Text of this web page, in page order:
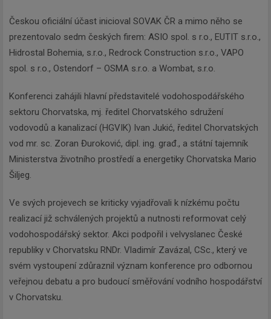
Českou oficiální účast inicioval SOVAK ČR a mimo něho se
prezentovalo sedm českých firem: ASIO spol. s r.o., EUTIT s.r.o.,
Hidrostal Bohemia, s.r.o., Redrock Construction s.r.o., VAPO
spol. s r.o., Ostendorf – OSMA s.r.o. a Wombat, s.r.o.
Konferenci zahájili hlavní představitelé vodohospodářského
sektoru Chorvatska, mj. ředitel Chorvatského sdružení
vodovodů a kanalizací (HGVIK) Ivan Jukić, ředitel Chorvatských
vod mr. sc. Zoran Đuroković, dipl. ing. građ., a státní tajemník
Ministerstva životního prostředí a energetiky Chorvatska Mario
Šiljeg.
Ve svých projevech se kriticky vyjadřovali k nízkému počtu
realizací již schválených projektů a nutnosti reformovat celý
vodohospodářský sektor. Akci podpořil i velvyslanec České
republiky v Chorvatsku RNDr. Vladimír Zavázal, CSc., který ve
svém vystoupení zdůraznil význam konference pro odbornou
veřejnou debatu a pro budoucí směřování vodního hospodářství
v Chorvatsku.